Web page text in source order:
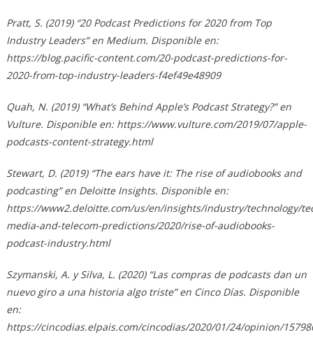
Pratt, S. (2019) “20 Podcast Predictions for 2020 from Top
Industry Leaders” en Medium. Disponible en:
https://blog.pacific-content.com/20-podcast-predictions-for-
2020-from-top-industry-leaders-f4ef49e48909
Quah, N. (2019) “What’s Behind Apple’s Podcast Strategy?” en
Vulture. Disponible en: https://www.vulture.com/2019/07/apple-
podcasts-content-strategy.html
Stewart, D. (2019) “The ears have it: The rise of audiobooks and
podcasting” en Deloitte Insights. Disponible en:
https://www2.deloitte.com/us/en/insights/industry/technology/
media-and-telecom-predictions/2020/rise-of-audiobooks-
podcast-industry.html
Szymanski, A. y Silva, L. (2020) “Las compras de podcasts dan un
nuevo giro a una historia algo triste” en Cinco Días. Disponible
en:
https://cincodias.elpais.com/cincodias/2020/01/24/opinion/